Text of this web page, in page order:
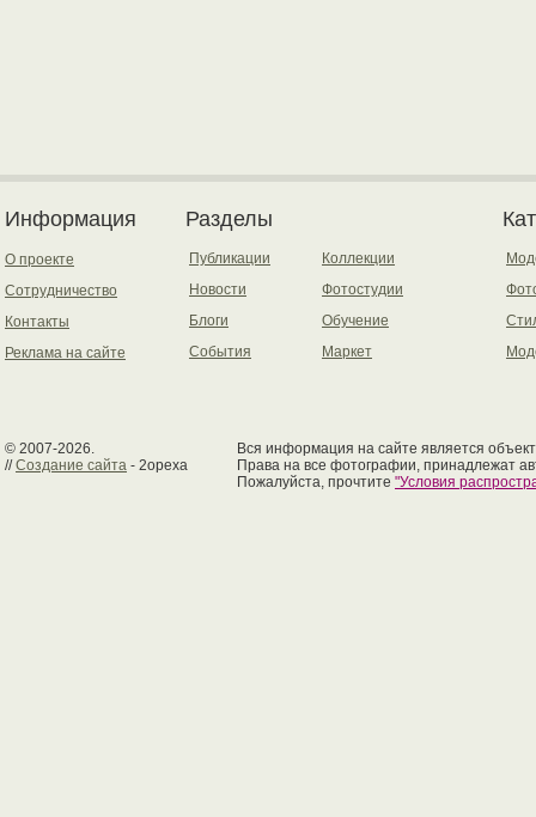
Информация
О проекте
Сотрудничество
Контакты
Реклама на сайте
Разделы
Публикации
Новости
Блоги
События
Коллекции
Фотостудии
Обучение
Маркет
© 2007-2026.
//Создание сайта - 2opexa
Вся информация на сайте является
Права на все фотографии, принадлежат
Пожалуйста, прочтите "Условия